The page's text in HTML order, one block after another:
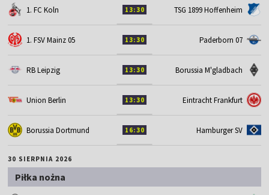
1. FC Koln 13:30 TSG 1899 Hoffenheim
1. FSV Mainz 05 13:30 Paderborn 07
RB Leipzig 13:30 Borussia M'gladbach
Union Berlin 13:30 Eintracht Frankfurt
Borussia Dortmund 16:30 Hamburger SV
30 SIERPNIA 2026
Piłka nożna